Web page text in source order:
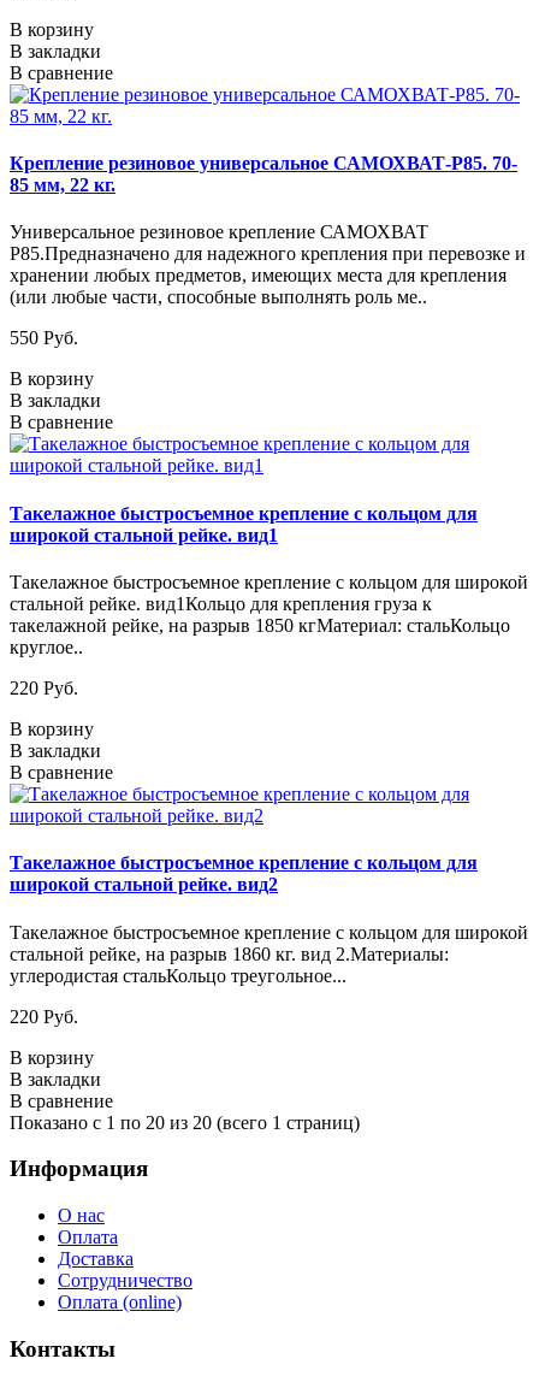
В корзину
В закладки
В сравнение
Крепление резиновое универсальное САМОХВАТ-Р85. 70-
85 мм, 22 кг.
Универсальное резиновое крепление САМОХВАТ
Р85.Предназначено для надежного крепления при перевозке и
хранении любых предметов, имеющих места для крепления
(или любые части, способные выполнять роль ме..
550 Руб.
В корзину
В закладки
В сравнение
Такелажное быстросъемное крепление с кольцом для
широкой стальной рейке. вид1
Такелажное быстросъемное крепление с кольцом для широкой
стальной рейке. вид1Кольцо для крепления груза к
такелажной рейке, на разрыв 1850 кгМатериал: стальКольцо
круглое..
220 Руб.
В корзину
В закладки
В сравнение
Такелажное быстросъемное крепление с кольцом для
широкой стальной рейке. вид2
Такелажное быстросъемное крепление с кольцом для широкой
стальной рейке, на разрыв 1860 кг. вид 2.Материалы:
углеродистая стальКольцо треугольное...
220 Руб.
В корзину
В закладки
В сравнение
Показано с 1 по 20 из 20 (всего 1 страниц)
Информация
О нас
Оплата
Доставка
Сотрудничество
Оплата (online)
Контакты